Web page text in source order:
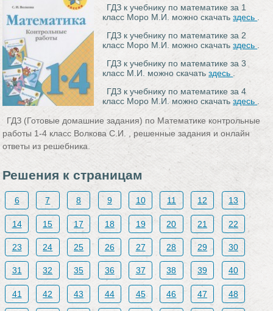
ГДЗ к учебнику по математике за 1
класс Моро М.И. можно скачатьздесь
ГДЗ к учебнику по математике за 2
класс Моро М.И. можно скачатьздесь
ГДЗ к учебнику по математике за 3
класс М.И. можно скачатьздесь
ГДЗ к учебнику по математике за 4
класс Моро М.И. можно скачатьздесь
ГДЗ (Готовые домашние задания) по Математике контрольные
работы 1‐4 класс Волкова С.И. , решенные задания и онлайн
ответы из решебника.
Решения к страницам
6 7 8 9 10 11 12 13
14 15 17 18 19 20 21 22
23 24 25 26 27 28 29 30
31 32 35 36 37 38 39 40
41 42 43 44 45 46 47 48